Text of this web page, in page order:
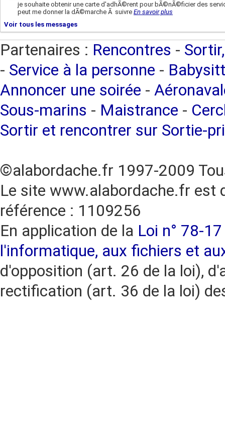
je souhaite obtenir une carte d'adhÃ©rent pour bÃ©nÃ©ficier des
peut me donner la dÃ©marche Ã suivre En savoir plus
Voir tous les messages
Partenaires : Rencontres -
- Service à la personne -
Annoncer une soirée -
Sous-marins - Maistrance -
Sortir et rencontrer sur Sortie-
©alabordache.fr 1997-2009
Le site www.alabordache.fr est
référence : 1109256
En application de la Loi n° 78-
l'informatique, aux fichiers et
d'opposition (art. 26 de la loi),
rectification (art. 36 de la loi)